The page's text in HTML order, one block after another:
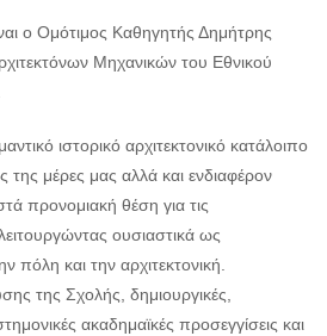
ο Ομότιμος Καθηγητής Δημήτρης
Μηχανικών του Εθνικού
ιστορικό αρχιτεκτονικό κατάλοιπο
μέρες μας αλλά και ενδιαφέρον
προνομιακή θέση για τις
ουσιαστικά ως
πόλη και την αρχιτεκτονική.
της Σχολής, δημιουργικές,
ακαδημαϊκές προσεγγίσεις και